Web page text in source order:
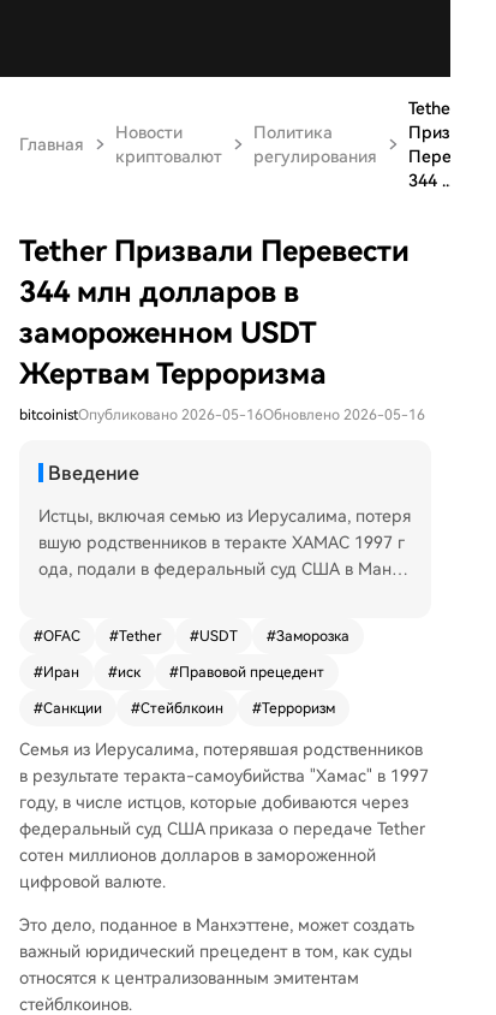
Главная
Новости
криптовалют
Политика
регулирования
Tether
Призвали
Перевести
344 ...
Tether Призвали Перевести
344 млн долларов в
замороженном USDT
Жертвам Терроризма
bitcoinistОпубликовано 2026-05-16Обновлено 2026-05-16
Введение
Истцы, включая семью из Иерусалима, потеря
вшую родственников в теракте ХАМАС 1997 г
ода, подали в федеральный суд США в Манхэ
на USDT, замороженных на двух кошельках бл
окчейна Tron. Эти кошельки, идентифицирова
нные Управлением по контролю за иностранн
(OFAC) как связанные с Корпусом стражей ис
ламской революции Ирана, были заморожен
ы ранее в этом году. Истцы, имеющие неиспо
лненные судебные решения против Ирана, хо
тят получить эти средства в счёт долга. Иск ос
нован на централизованном характере стейб
ать средства и управлять ими. Адвокат Чарльз
Герштейн утверждает, что раз OFAC уже приз
нал кошельки активами, подконтрольными Ир
#OFAC #Tether #USDT #Заморозка
#Иран #иск #Правовой прецедент
#Санкции #Стейблкоин #Терроризм
Семья из Иерусалима, потерявшая родственников
в результате теракта-самоубийства "Хамас" в 1997
году, в числе истцов, которые добиваются через
федеральный суд США приказа о передаче Tether
сотен миллионов долларов в замороженной
цифровой валюте.
Это дело, поданное в Манхэттене, может создать
важный юридический прецедент в том, как суды
относятся к централизованным эмитентам
стейблкоинов.